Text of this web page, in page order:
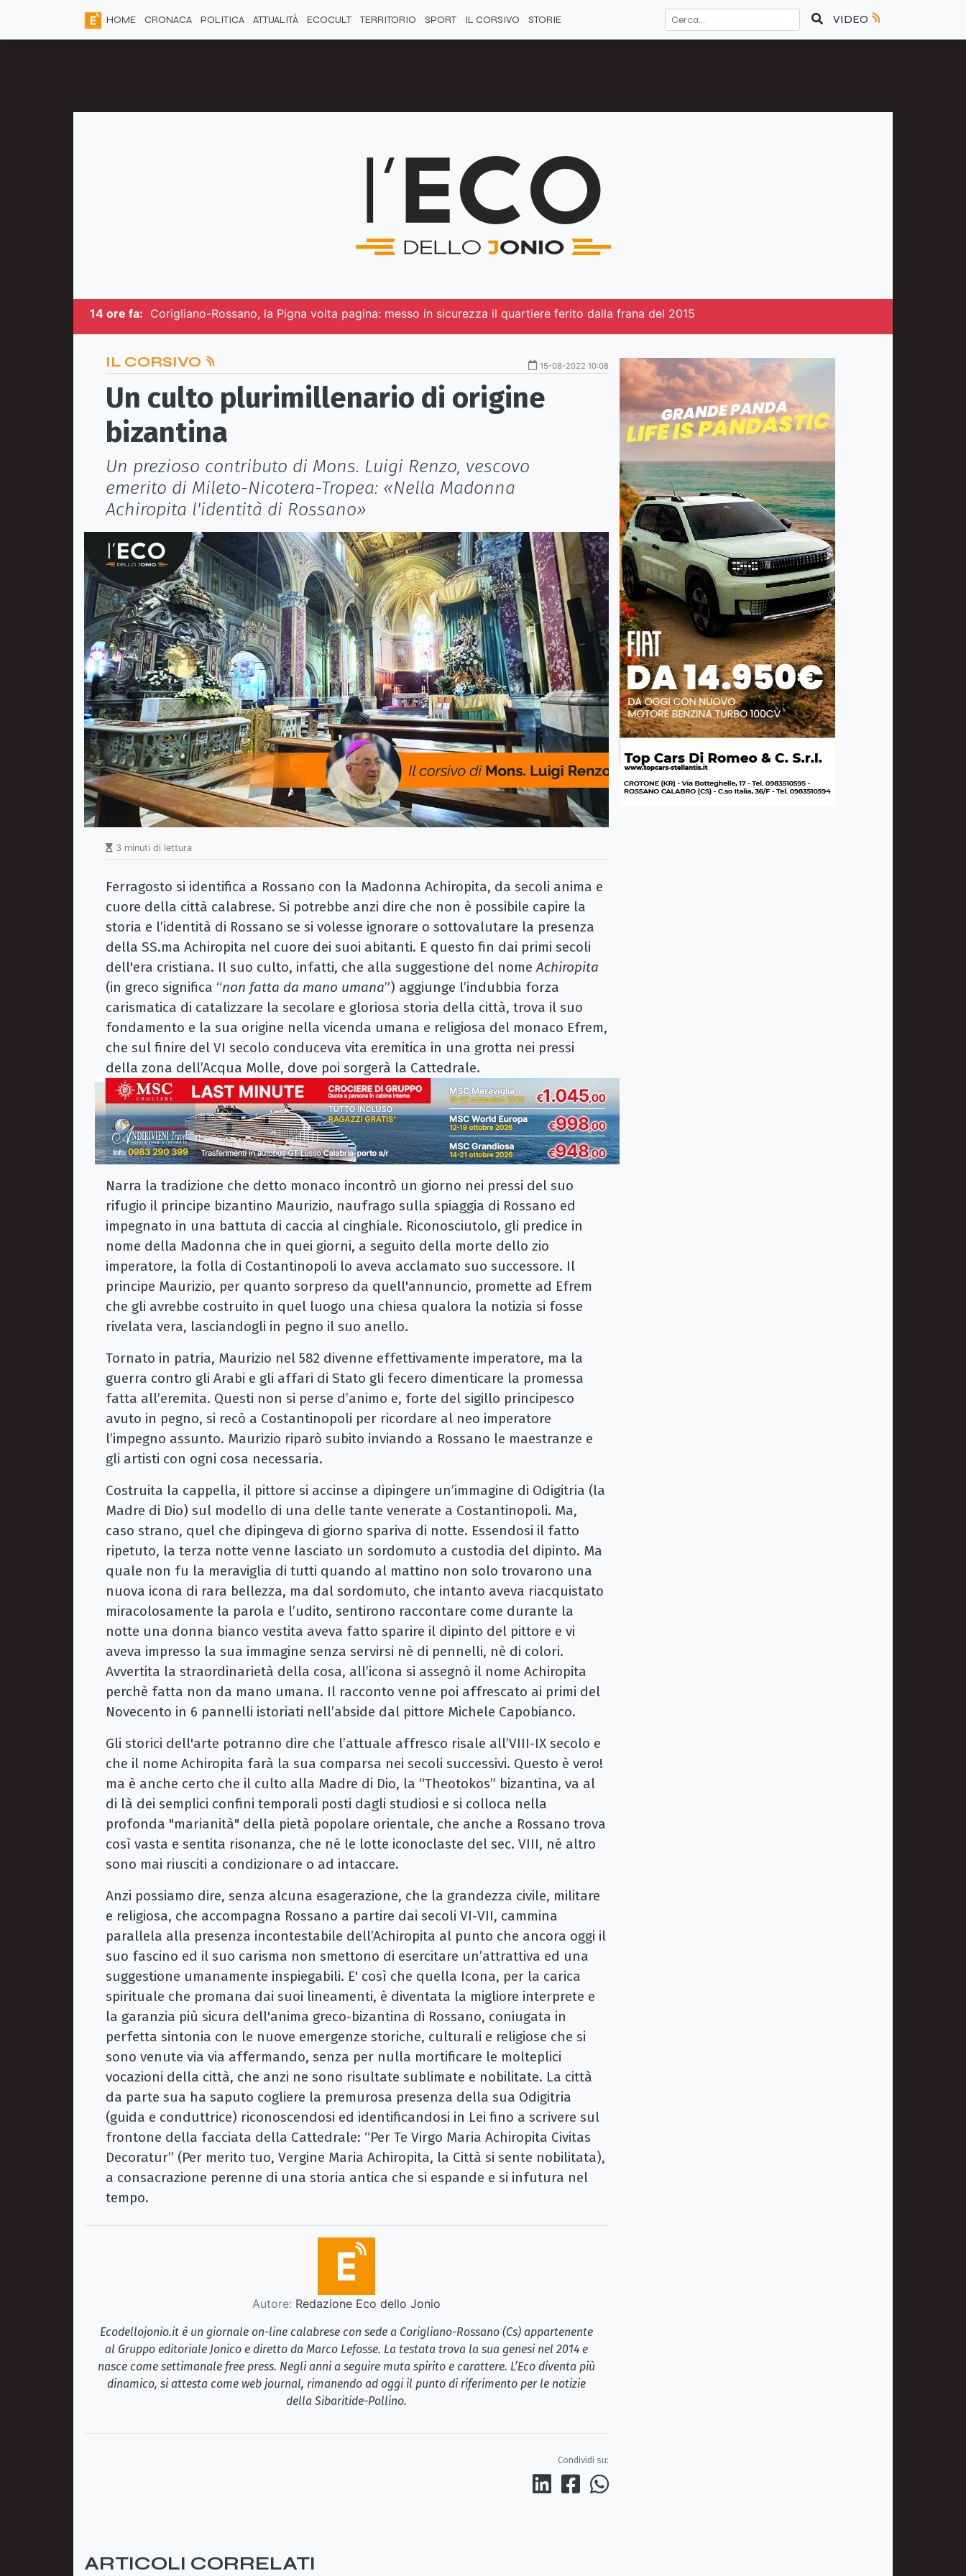
HOME CRONACA POLITICA ATTUALITÀ ECOCULT TERRITORIO SPORT IL CORSIVO STORIE VIDEO
14 ore fa: Corigliano-Rossano, la Pigna volta pagina: messo in sicurezza il quartiere ferito dalla frana del 2015
IL CORSIVO 15-08-2022 10:08
Un culto plurimillenario di origine
bizantina
Un prezioso contributo di Mons. Luigi Renzo, vescovo
emerito di Mileto-Nicotera-Tropea: «Nella Madonna
Achiropita l'identità di Rossano»
3 minuti di lettura
Ferragosto si identifica a Rossano con la Madonna Achiropita, da secoli anima e
cuore della città calabrese. Si potrebbe anzi dire che non è possibile capire la
storia e l’identità di Rossano se si volesse ignorare o sottovalutare la presenza
della SS.ma Achiropita nel cuore dei suoi abitanti. E questo fin dai primi secoli
dell'era cristiana. Il suo culto, infatti, che alla suggestione del nomeAchiropita
(in greco significa “non fatta da mano umana”) aggiunge l’indubbia forza
carismatica di catalizzare la secolare e gloriosa storia della città, trova il suo
fondamento e la sua origine nella vicenda umana e religiosa del monaco Efrem,
che sul finire del VI secolo conduceva vita eremitica in una grotta nei pressi
della zona dell’Acqua Molle, dove poi sorgerà la Cattedrale.
Narra la tradizione che detto monaco incontrò un giorno nei pressi del suo
rifugio il principe bizantino Maurizio, naufrago sulla spiaggia di Rossano ed
impegnato in una battuta di caccia al cinghiale. Riconosciutolo, gli predice in
nome della Madonna che in quei giorni, a seguito della morte dello zio
imperatore, la folla di Costantinopoli lo aveva acclamato suo successore. Il
principe Maurizio, per quanto sorpreso da quell'annuncio, promette ad Efrem
che gli avrebbe costruito in quel luogo una chiesa qualora la notizia si fosse
rivelata vera, lasciandogli in pegno il suo anello.
Tornato in patria, Maurizio nel 582 divenne effettivamente imperatore, ma la
guerra contro gli Arabi e gli affari di Stato gli fecero dimenticare la promessa
fatta all’eremita. Questi non si perse d’animo e, forte del sigillo principesco
avuto in pegno, si recò a Costantinopoli per ricordare al neo imperatore
l’impegno assunto. Maurizio riparò subito inviando a Rossano le maestranze e
gli artisti con ogni cosa necessaria.
Costruita la cappella, il pittore si accinse a dipingere un’immagine di Odigitria (la
Madre di Dio) sul modello di una delle tante venerate a Costantinopoli. Ma,
caso strano, quel che dipingeva di giorno spariva di notte. Essendosi il fatto
ripetuto, la terza notte venne lasciato un sordomuto a custodia del dipinto. Ma
quale non fu la meraviglia di tutti quando al mattino non solo trovarono una
nuova icona di rara bellezza, ma dal sordomuto, che intanto aveva riacquistato
miracolosamente la parola e l’udito, sentirono raccontare come durante la
notte una donna bianco vestita aveva fatto sparire il dipinto del pittore e vi
aveva impresso la sua immagine senza servirsi nè di pennelli, nè di colori.
Avvertita la straordinarietà della cosa, all’icona si assegnò il nome Achiropita
perchè fatta non da mano umana. Il racconto venne poi affrescato ai primi del
Novecento in 6 pannelli istoriati nell’abside dal pittore Michele Capobianco.
Gli storici dell'arte potranno dire che l’attuale affresco risale all’VIII-IX secolo e
che il nome Achiropita farà la sua comparsa nei secoli successivi. Questo è vero!
ma è anche certo che il culto alla Madre di Dio, la “Theotokos” bizantina, va al
di là dei semplici confini temporali posti dagli studiosi e si colloca nella
profonda "marianità" della pietà popolare orientale, che anche a Rossano trova
così vasta e sentita risonanza, che né le lotte iconoclaste del sec. VIII, né altro
sono mai riusciti a condizionare o ad intaccare.
Anzi possiamo dire, senza alcuna esagerazione, che la grandezza civile, militare
e religiosa, che accompagna Rossano a partire dai secoli VI-VII, cammina
parallela alla presenza incontestabile dell’Achiropita al punto che ancora oggi il
suo fascino ed il suo carisma non smettono di esercitare un’attrattiva ed una
suggestione umanamente inspiegabili. E' così che quella Icona, per la carica
spirituale che promana dai suoi lineamenti, è diventata la migliore interprete e
la garanzia più sicura dell'anima greco-bizantina di Rossano, coniugata in
perfetta sintonia con le nuove emergenze storiche, culturali e religiose che si
sono venute via via affermando, senza per nulla mortificare le molteplici
vocazioni della città, che anzi ne sono risultate sublimate e nobilitate. La città
da parte sua ha saputo cogliere la premurosa presenza della sua Odigitria
(guida e conduttrice) riconoscendosi ed identificandosi in Lei fino a scrivere sul
frontone della facciata della Cattedrale: “Per Te Virgo Maria Achiropita Civitas
Decoratur” (Per merito tuo, Vergine Maria Achiropita, la Città si sente nobilitata),
a consacrazione perenne di una storia antica che si espande e si infutura nel
tempo.
Autore: Redazione Eco dello Jonio
Ecodellojonio.it è un giornale on-line calabrese con sede a Corigliano-Rossano (Cs) appartenente
al Gruppo editoriale Jonico e diretto da Marco Lefosse. La testata trova la sua genesi nel 2014 e
nasce come settimanale free press. Negli anni a seguire muta spirito e carattere. L’Eco diventa più
dinamico, si attesta come web journal, rimanendo ad oggi il punto di riferimento per le notizie
della Sibaritide-Pollino.
Condividi su:
ARTICOLI CORRELATI